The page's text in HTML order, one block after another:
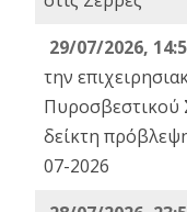
29/07/2026,
την
Πυροσβεστικού
δείκτη
07-2026